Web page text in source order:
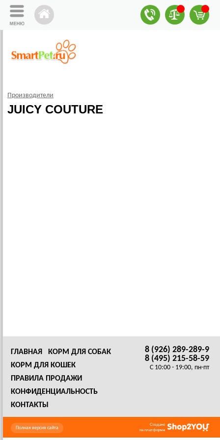
Производители
JUICY COUTURE
8 (926) 289-289-9
8 (495) 215-58-59
C 10:00 - 19:00, пн-пт
ГЛАВНАЯ
КОРМ ДЛЯ СОБАК
КОРМ ДЛЯ КОШЕК
ПРАВИЛА ПРОДАЖИ
КОНФИДЕНЦИАЛЬНОСТЬ
КОНТАКТЫ
Создано
на платформе
Полная версия сайта